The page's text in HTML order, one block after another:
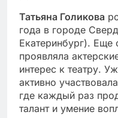
Татьяна Голикова
года в городе
Екатеринбург). Еще
проявляла
интерес к театру.
активно
где каждый раз
талант и умение